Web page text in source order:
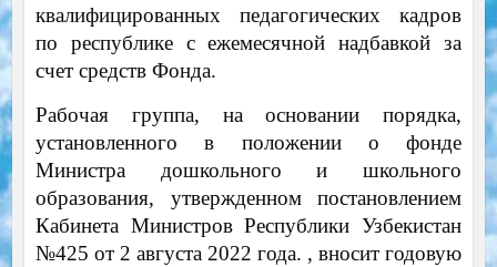
квалифицированных педагогических кадров
по республике с ежемесячной надбавкой за
счет средств Фонда.
Рабочая группа, на основании порядка,
установленного в положении о фонде
Министра дошкольного и школьного
образования, утвержденном постановлением
Кабинета Министров Республики Узбекистан
№425 от 2 августа 2022 года. , вносит годовую